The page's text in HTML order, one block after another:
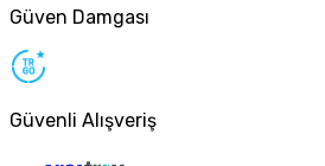
Güven Damgası
Güvenli Alışveriş